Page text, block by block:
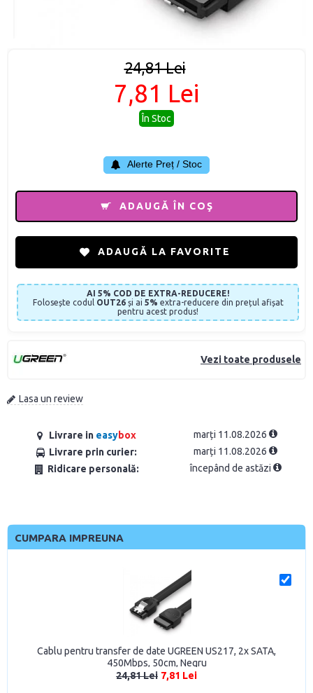
Vezi toate produsele
Lasa un review
Livrare in easybox
marți 11.08.2026
Livrare prin curier:
marți 11.08.2026
Ridicare personală:
începând de astăzi
24,81 Lei
7,81 Lei
În Stoc
Alerte Preț / Stoc
ADAUGĂ ÎN COŞ
ADAUGĂ LA FAVORITE
AI 5% COD DE EXTRA-REDUCERE!
Folosește codul OUT26și ai 5% extra-reducere din prețul afișat
pentru acest produs!
CUMPARA IMPREUNA
Cablu pentru transfer de date UGREEN US217, 2x SATA,
450Mbps, 50cm, Negru
24,81 Lei 7,81 Lei